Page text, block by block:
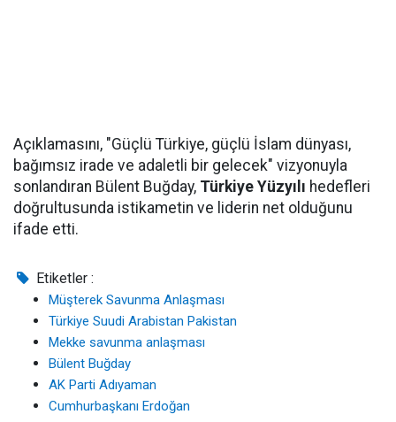
Açıklamasını, "Güçlü Türkiye, güçlü İslam dünyası,
bağımsız irade ve adaletli bir gelecek" vizyonuyla
sonlandıran Bülent Buğday, Türkiye Yüzyılı hedefleri
doğrultusunda istikametin ve liderin net olduğunu
ifade etti.
Etiketler :
Müşterek Savunma Anlaşması
Türkiye Suudi Arabistan Pakistan
Mekke savunma anlaşması
Bülent Buğday
AK Parti Adıyaman
Cumhurbaşkanı Erdoğan